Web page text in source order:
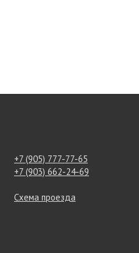
+7 (905) 777-77-65
+7 (903) 662-24-69
Схема проезда